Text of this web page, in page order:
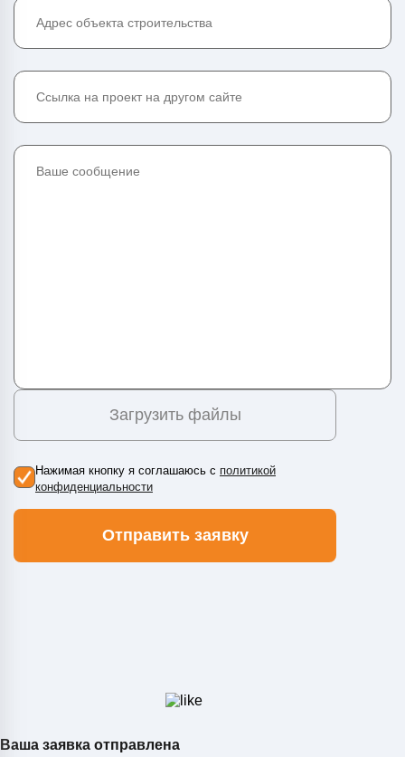
Загрузить файлы
Нажимая кнопку я соглашаюсь с политикой
конфиденциальности
Отправить заявку
Ваша заявка отправлена